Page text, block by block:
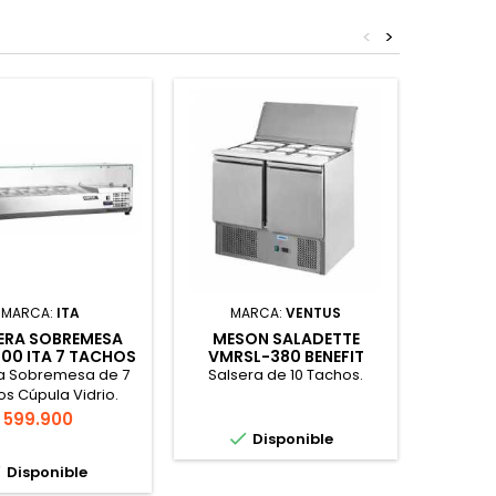
>
<
MARCA: ITA
SOBREMESA
ITA 7 TACHOS
Sobremesa de 7
Cúpula Vidrio.
Precio
599.900
Disponible
MARCA: VENTUS
MESON SALADETTE
VMRSL-380 BENEFIT
Salsera de 10 Tachos.
 Disponible